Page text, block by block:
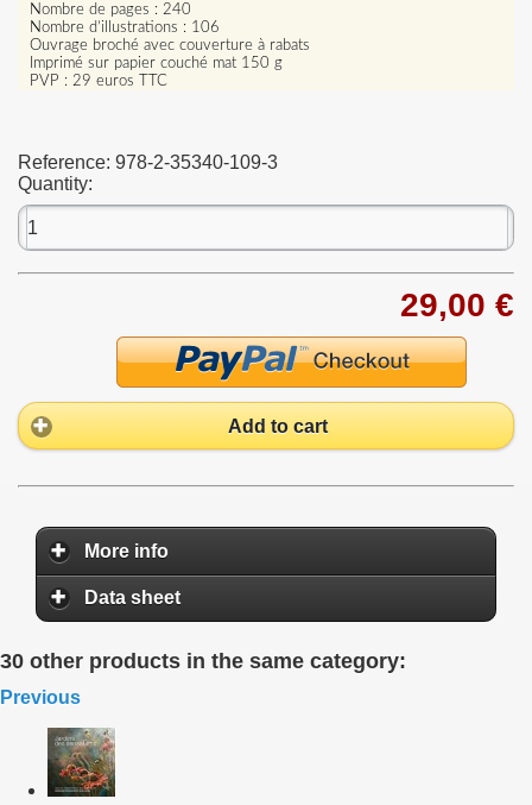
Nombre de pages : 240
Nombre d’illustrations : 106
Ouvrage broché avec couverture à rabats
Imprimé sur papier couché mat 150 g
PVP : 29 euros TTC
Reference: 978-2-35340-109-3
Quantity:
29,00 €
Add to cart
More info
Data sheet
30 other products in the same category:
Previous